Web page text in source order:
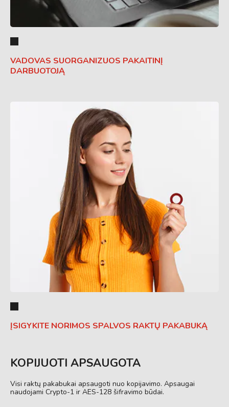
VADOVAS SUORGANIZUOS PAKAITINĮ
DARBUOTOJĄ
ĮSIGYKITE NORIMOS SPALVOS RAKTŲ PAKABUKĄ
KOPIJUOTI APSAUGOTA
Visi raktų pakabukai apsaugoti nuo kopijavimo. Apsaugai
naudojami Crypto-1 ir AES-128 šifravimo būdai.